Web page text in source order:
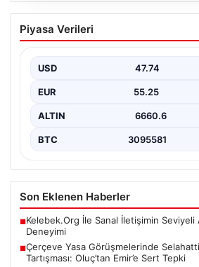
Çerçeve Yasa
Selahattin Demirtaş
Çerçeve yasa tasarısının
Piyasa Verileri
USD 47.74
EUR 55.25
ALTIN 6660.6
BTC 3095581
Son Eklenen Haberler
■Kelebek.Org İle Sanal İletişimin
Deneyimi
■Çerçeve Yasa Görüşmelerinde
Tartışması: Oluç’tan Emir’e Sert Tepki